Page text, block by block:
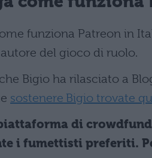
funziona Patreon in
del gioco di ruolo.
Bigio ha rilasciato a
sostenere Bigio trovate
di
i fumettisti preferiti.